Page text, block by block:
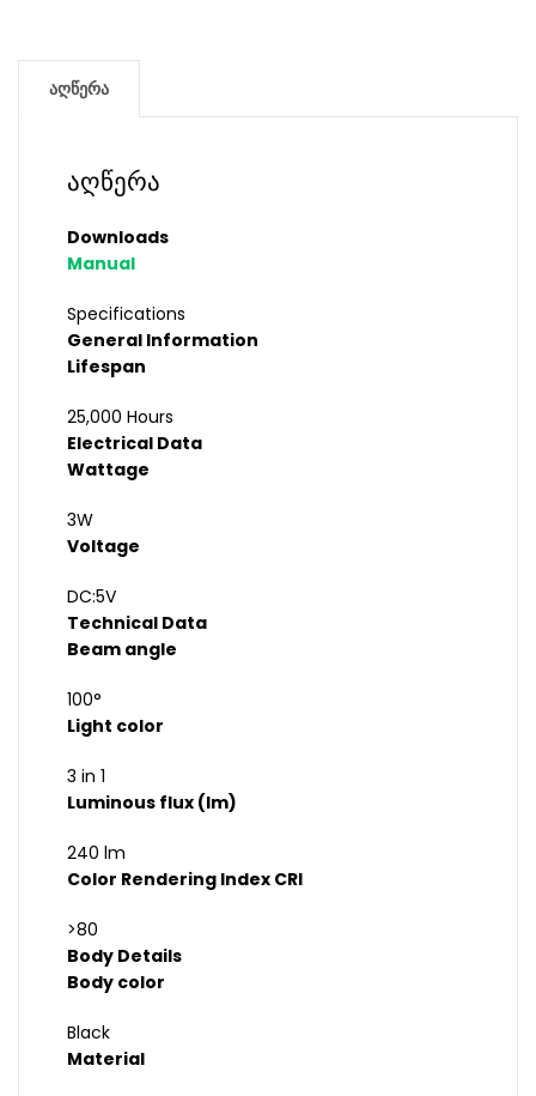
აღწერა
აღწერა
Downloads
Manual
Specifications
General Information
Lifespan
25,000 Hours
Electrical Data
Wattage
3W
Voltage
DC:5V
Technical Data
Beam angle
100°
Light color
3 in 1
Luminous flux (lm)
240 lm
Color Rendering Index CRI
>80
Body Details
Body color
Black
Material